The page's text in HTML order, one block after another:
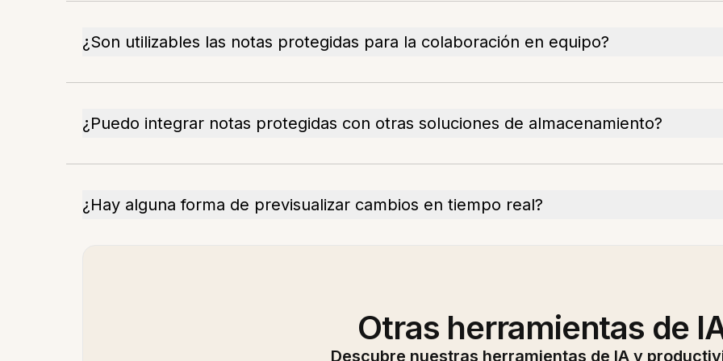
¿Son utilizables las notas protegidas para la colaboración en equipo?
¿Puedo integrar notas protegidas con otras soluciones de almacenamiento?
¿Hay alguna forma de previsualizar cambios en tiempo real?
Otras herramientas de
Descubre nuestras herramientas de IA y